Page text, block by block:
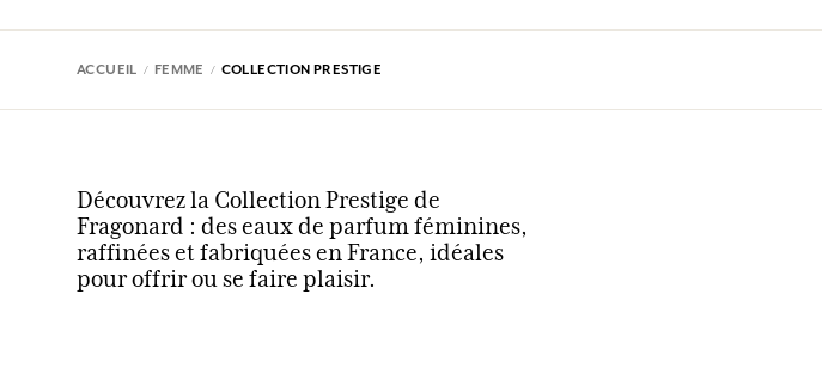
ACCUEIL FEMME COLLECTION PRESTIGE
Découvrez la Collection Prestige de
Fragonard : des eaux de parfum féminines,
raffinées et fabriquées en France, idéales
pour offrir ou se faire plaisir.